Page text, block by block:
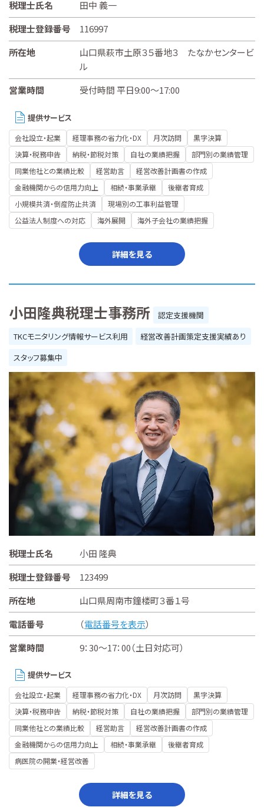
税理士氏名
田中 義一
税理士登録番号
116997
所在地
山口県萩市土原３５番地３ たなかセンタービ
ル
営業時間
受付時間 平日9:00～17:00
提供サービス
会社設立・起業 経理事務の省力化・DX 月次訪問
黒字決算
決算・税務申告
納税・節税対策 自社の業績把握
部門別の業績管理
同業他社との業績比較
経営助言
経営改善計画書の作成
金融機関からの信用力向上
相続・事業承継
後継者育成
小規模共済・倒産防止共済
現場別の工事利益管理
公益法人制度への対応
海外展開 海外子会社の業績把握
詳細を見る
小田隆典税理士事務所
認定支援機関
TKCモニタリング情報サービス利用
経営改善計画策定支援実績あり
スタッフ募集中
税理士氏名
小田 隆典
税理士登録番号
123499
所在地
山口県周南市鐘楼町３番１号
電話番号
（電話番号を表示）
営業時間
9：30～17：00（土日対応可）
提供サービス
会社設立・起業 経理事務の省力化・DX 月次訪問
黒字決算
決算・税務申告
納税・節税対策 自社の業績把握
部門別の業績管理
同業他社との業績比較
経営助言
経営改善計画書の作成
金融機関からの信用力向上
相続・事業承継
後継者育成
病医院の開業・経営改善
詳細を見る